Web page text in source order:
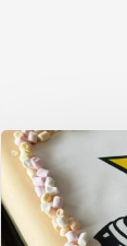
Aprillikuu
vaheaeg
noortekas